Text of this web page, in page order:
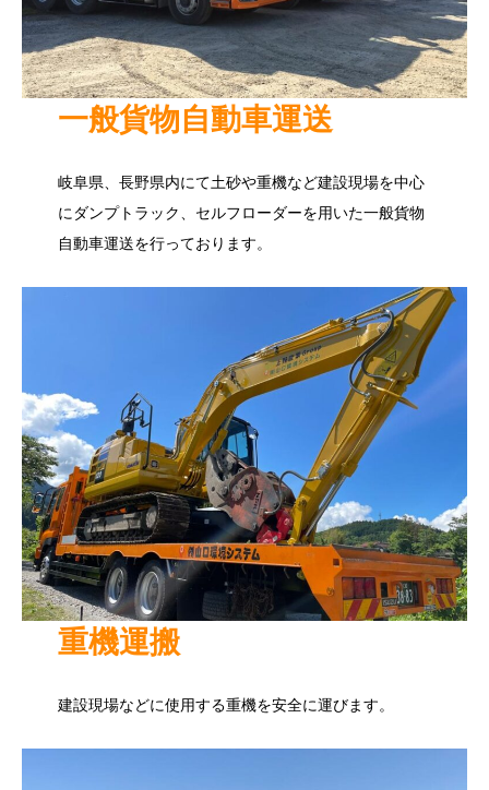
一般貨物自動車運送
岐阜県、長野県内にて土砂や重機など建設現場を中心
にダンプトラック、セルフローダーを用いた一般貨物
自動車運送を行っております。
重機運搬
建設現場などに使用する重機を安全に運びます。